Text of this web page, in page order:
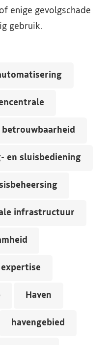
enige gevolgschade
gebruik.
betrouwbaarheid
en sluisbediening
infrastructuur
expertise
Haven
havengebied